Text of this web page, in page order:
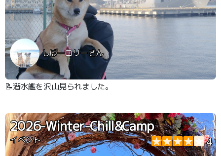
しばーコリーさん
📝潜水艦を沢山見られました。
2026-Winter-Chill&Camp
イベント 4